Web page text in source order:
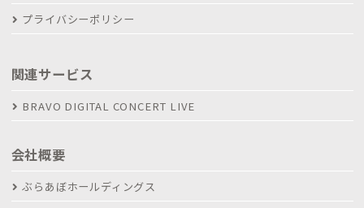
プライバシーポリシー
関連サービス
BRAVO DIGITAL CONCERT LIVE
会社概要
ぶらあぼホールディングス